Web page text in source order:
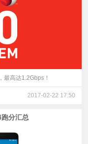
最高达1.2Gbps！
2017-02-22 17:50
分汇总